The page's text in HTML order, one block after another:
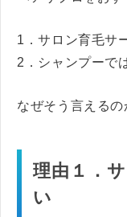
1．サロン育毛サ
2．シャンプーで
なぜそう言えるの
理由１．
い